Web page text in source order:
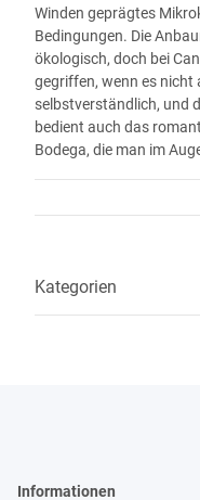
Winden geprägtes
Bedingungen. Die
ökologisch, doch bei
gegriffen, wenn es nicht
selbstverständlich, und
bedient auch das
Bodega, die man im
Kategorien
Informationen